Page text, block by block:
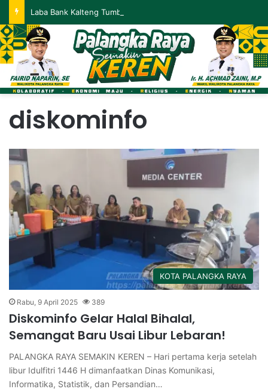
diskominfo
KOTA PALANGKA RAYA
Rabu, 9 April 2025 389
Diskominfo Gelar Halal Bihalal,
Semangat Baru Usai Libur Lebaran!
PALANGKA RAYA SEMAKIN KEREN – Hari pertama kerja setelah
libur Idulfitri 1446 H dimanfaatkan Dinas Komunikasi,
Informatika, Statistik, dan Persandian…